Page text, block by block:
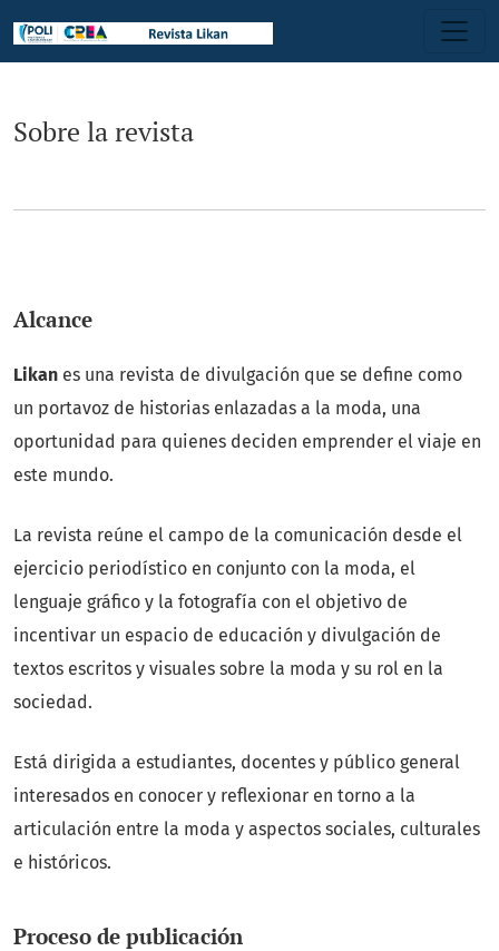
Sobre la revista
Sobre la revista
Alcance
Likan es una revista de divulgación que se define como
un portavoz de historias enlazadas a la moda, una
oportunidad para quienes deciden emprender el viaje en
este mundo.
La revista reúne el campo de la comunicación desde el
ejercicio periodístico en conjunto con la moda, el
lenguaje gráfico y la fotografía con el objetivo de
incentivar un espacio de educación y divulgación de
textos escritos y visuales sobre la moda y su rol en la
sociedad.
Está dirigida a estudiantes, docentes y público general
interesados en conocer y reflexionar en torno a la
articulación entre la moda y aspectos sociales, culturales
e históricos.
Proceso de publicación